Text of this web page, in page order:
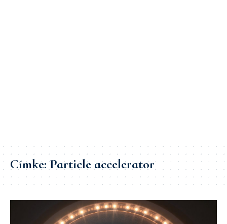
Címke:Particle accelerator